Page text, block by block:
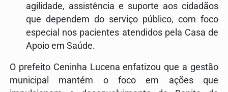
agilidade, assistência e suporte aos cidadãos
que dependem do serviço público, com foco
especial nos pacientes atendidos pela Casa de
Apoio em Saúde.
O prefeito Ceninha Lucena enfatizou que a gestão
municipal mantém o foco em ações que